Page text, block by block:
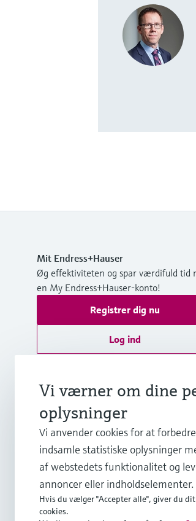
Mit Endress+Hauser
Øg effektiviteten og spar værdifuld tid
en My Endress+Hauser-konto!
Registrer dig nu
Log ind
Endress+Hauser A/S
+45 70 131 132
info.dk@endress.com
Vi værner om dine
oplysninger
Vi anvender cookies for at
indsamle statistiske oplysninger
af webstedets funktionalitet og
annoncer eller indholdselementer.
Hvis du vælger "Accepter alle", giver du
cookies.